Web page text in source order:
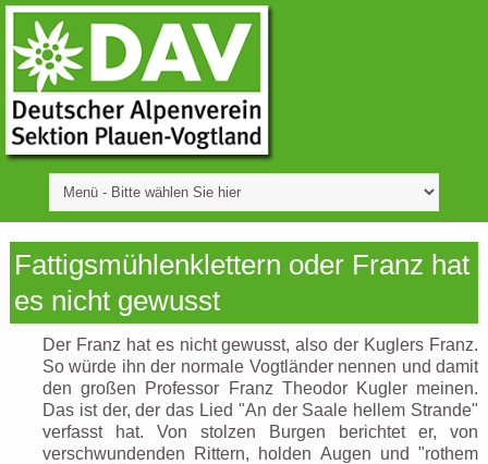
Fattigsmühlenklettern oder Franz hat
es nicht gewusst
Der Franz hat es nicht gewusst, also der Kuglers Franz.
So würde ihn der normale Vogtländer nennen und damit
den großen Professor Franz Theodor Kugler meinen.
Das ist der, der das Lied "An der Saale hellem Strande"
verfasst hat. Von stolzen Burgen berichtet er, von
verschwundenden Rittern, holden Augen und "rothem